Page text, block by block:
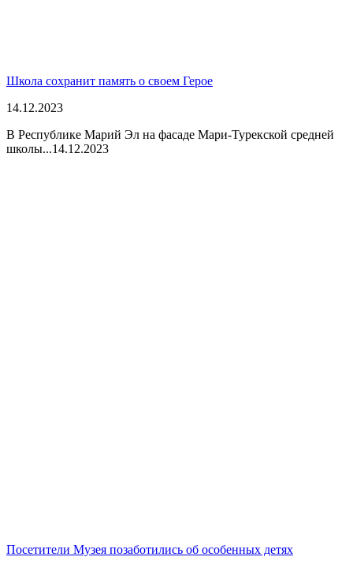
Школа сохранит память о своем Герое
14.12.2023
В Республике Марий Эл на фасаде Мари-Турекской средней
школы...14.12.2023
Посетители Музея позаботились об особенных детях